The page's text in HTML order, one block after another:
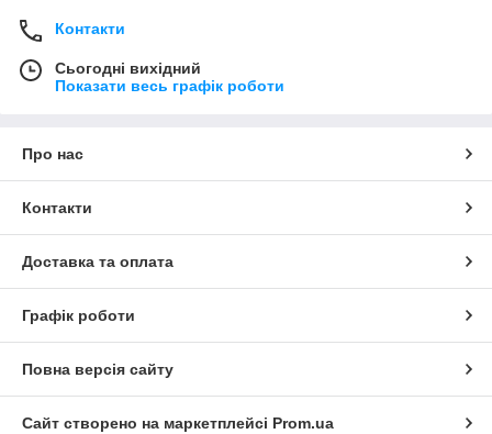
Контакти
Сьогодні вихідний
Показати весь графік роботи
Про нас
Контакти
Доставка та оплата
Графік роботи
Повна версія сайту
Сайт створено на маркетплейсі Prom.ua